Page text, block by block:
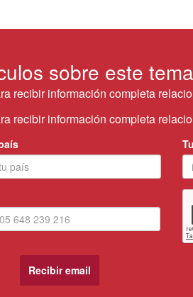
sobre este
recibir información completa
recibir información completa